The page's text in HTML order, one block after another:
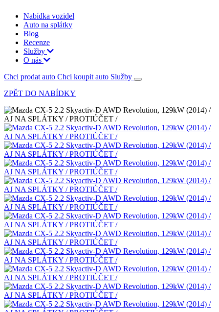
Nabídka vozidel
Auto na splátky
Blog
Recenze
Služby
O nás
Chci prodat auto Chci koupit auto Služby
ZPĚT DO NABÍDKY